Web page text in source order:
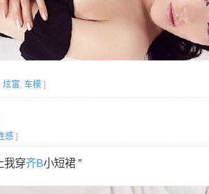
炫富, 车模 ]
感 ]
我穿齐B小短裙 ”